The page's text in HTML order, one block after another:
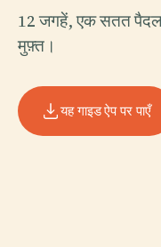
12 जगहें, एक सतत
मुफ़्त।
यह गाइड ऐप पर पाएँ